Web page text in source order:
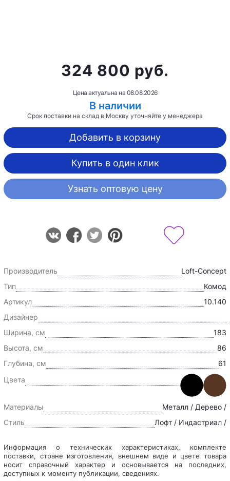
324 800 руб.
Цена актуальна на 08.08.2026
В наличии
Срок поставки на склад в Москву уточняйте у менеджера
Добавить в корзину
Купить в один клик
Узнать оптовую цену
Производитель
Loft-Concept
Тип
Комод
Артикул
10.140
Дизайнер
Ширина, см
183
Высота, см
86
Глубина, см
61
Цвета
Материалы
Металл / Дерево /
Стиль
Лофт / Индастриал /
Информация о технических характеристиках, комплекте
поставки, стране изготовления, внешнем виде и цвете товара
носит справочный характер и основывается на последних,
доступных к моменту публикации, сведениях.